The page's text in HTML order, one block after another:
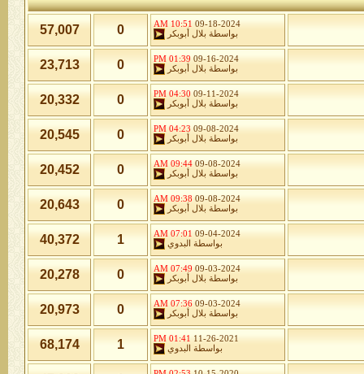
09-18-2024
10:51 AM
بواسطة بلال أبوبكر 0
57,007
09-16-2024
01:39 PM
بواسطة بلال أبوبكر 0
23,713
09-11-2024
04:30 PM
بواسطة بلال أبوبكر 0
20,332
09-08-2024
04:23 PM
بواسطة بلال أبوبكر 0
20,545
09-08-2024
09:44 AM
بواسطة بلال أبوبكر 0
20,452
09-08-2024
09:38 AM
بواسطة بلال أبوبكر 0
20,643
09-04-2024
07:01 AM
بواسطة
البدوي 1
40,372
09-03-2024
07:49 AM
بواسطة بلال أبوبكر 0
20,278
09-03-2024
07:36 AM
بواسطة بلال أبوبكر 0
20,973
11-26-2021
01:41 PM
بواسطة
البدوي 1
68,174